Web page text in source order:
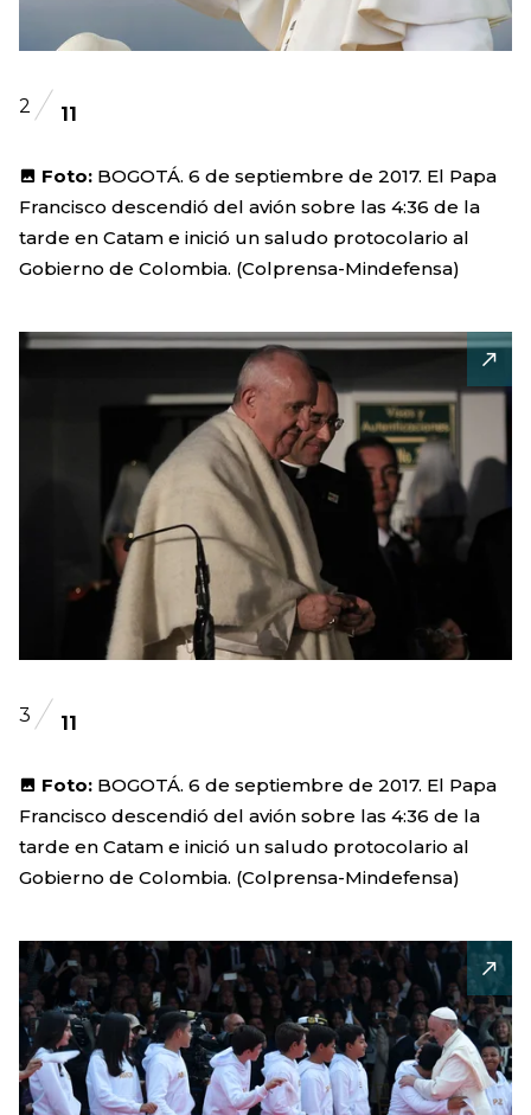
2 11
Foto: BOGOTÁ. 6 de septiembre de 2017. El Papa
Francisco descendió del avión sobre las 4:36 de la
tarde en Catam e inició un saludo protocolario al
Gobierno de Colombia. (Colprensa-Mindefensa)
3 11
Foto: BOGOTÁ. 6 de septiembre de 2017. El Papa
Francisco descendió del avión sobre las 4:36 de la
tarde en Catam e inició un saludo protocolario al
Gobierno de Colombia. (Colprensa-Mindefensa)